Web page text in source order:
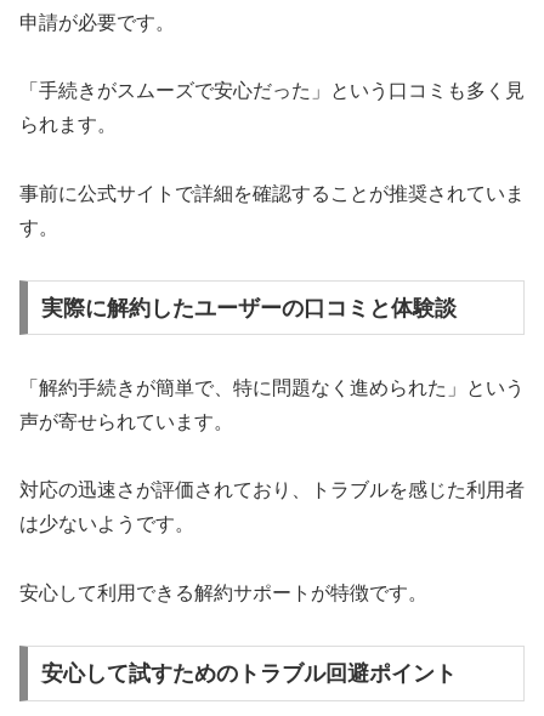
申請が必要です。
「手続きがスムーズで安心だった」という口コミも多く見
られます。
事前に公式サイトで詳細を確認することが推奨されていま
す。
実際に解約したユーザーの口コミと体験談
「解約手続きが簡単で、特に問題なく進められた」という
声が寄せられています。
対応の迅速さが評価されており、トラブルを感じた利用者
は少ないようです。
安心して利用できる解約サポートが特徴です。
安心して試すためのトラブル回避ポイント